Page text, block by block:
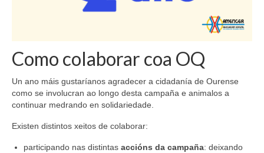
Como colaborar coa OQ
Un ano máis gustaríanos agradecer a cidadanía de Ourense
como se involucran ao longo desta campaña e animalos a
continuar medrando en solidariedade.
Existen distintos xeitos de colaborar:
participando nas distintas accións da campaña: deixando